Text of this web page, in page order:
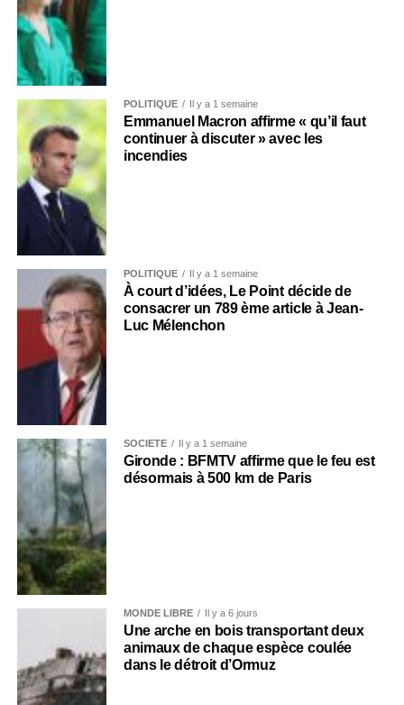
POLITIQUE Il y a 1 semaine
Emmanuel Macron affirme « qu’il faut
continuer à discuter » avec les
incendies
POLITIQUE Il y a 1 semaine
À court d’idées, Le Point décide de
consacrer un 789 ème article à Jean-
Luc Mélenchon
SOCIÉTÉ Il y a 1 semaine
Gironde : BFMTV affirme que le feu est
désormais à 500 km de Paris
MONDE LIBRE Il y a 6 jours
Une arche en bois transportant deux
animaux de chaque espèce coulée
dans le détroit d’Ormuz